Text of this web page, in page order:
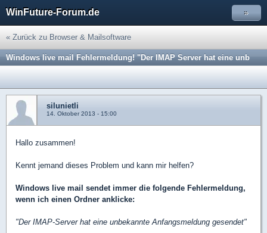
WinFuture-Forum.de »
« Zurück zu Browser & Mailsoftware
Windows live mail Fehlermeldung! "Der IMAP Server hat eine unb
silunietli
14. Oktober 2013 - 15:00
Hallo zusammen!
Kennt jemand dieses Problem und kann mir helfen?
Windows live mail sendet immer die folgende Fehlermeldung,
wenn ich einen Ordner anklicke:
"Der IMAP-Server hat eine unbekannte Anfangsmeldung gesendet"